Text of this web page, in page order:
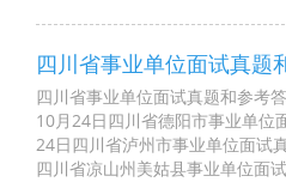
四川省事业单位面试真题
四川省事业单位面试真题和参考
10月24日四川省德阳市事业单位
24日四川省泸州市事业单位面试
四川省凉山州美姑县事业单位面